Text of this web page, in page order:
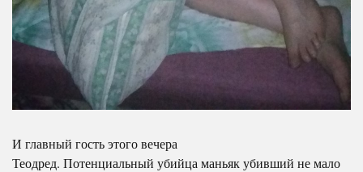
И главный гость этого вечера
Теодред. Потенциальный убийца маньяк убивший не мало